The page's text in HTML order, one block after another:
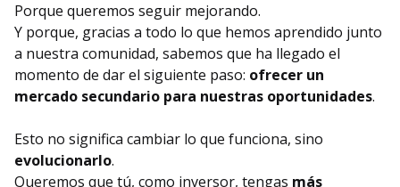
Porque queremos seguir mejorando.
Y porque, gracias a todo lo que hemos aprendido junto
a nuestra comunidad, sabemos que ha llegado el
momento de dar el siguiente paso: ofrecer un
mercado secundario para nuestras oportunidades.
Esto no significa cambiar lo que funciona, sino
evolucionarlo.
Queremos que tú, como inversor, tengas más